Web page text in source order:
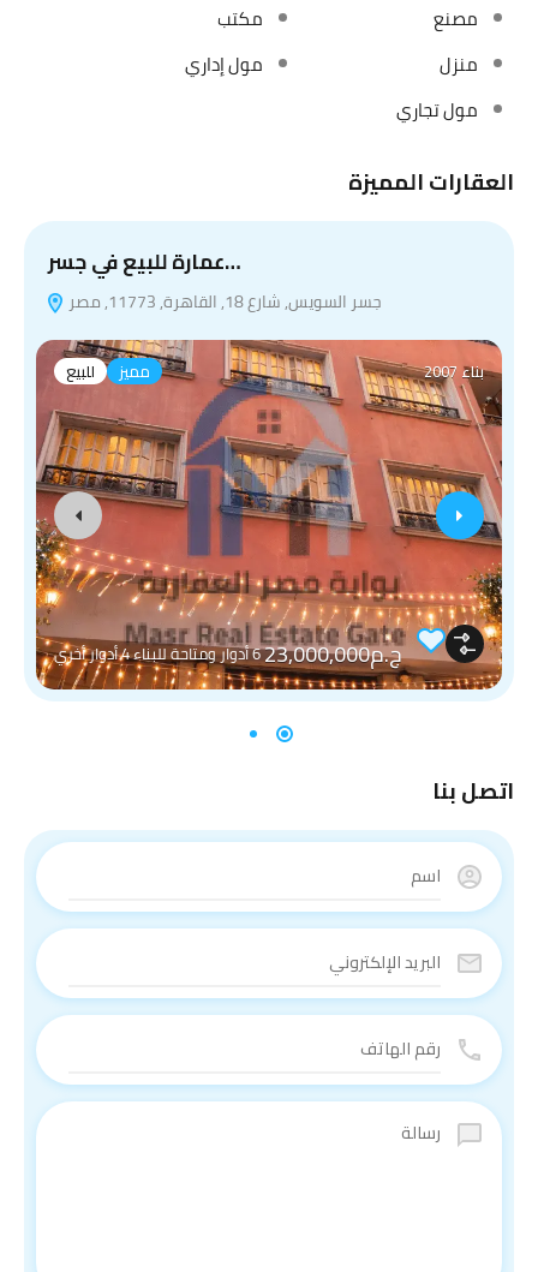
مصنع
مكتب
منزل
مول إداري
مول تجاري
العقارات المميزة
عمارة للبيع في جسر…
جسر السويس, شارع 18, القاهرة, 11773, مصر
للبيع مميز بناء 2007
ج.م23,000,000 6 أدوار ومتاحة للبناء 4 أدوار أخري
اتصل بنا